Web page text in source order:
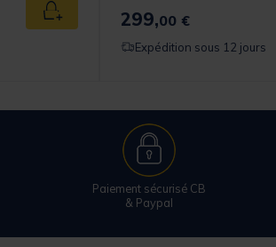
Ajouter au panier
299,00 €
Expédition sous 12 jours
Paiement sécurisé CB
& Paypal